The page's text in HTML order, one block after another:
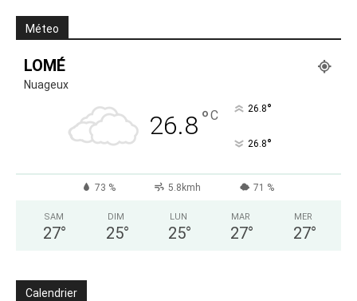
Méteo
LOMÉ
Nuageux
26.8°C 26.8°
26.8°
73 % 5.8kmh 71 %
SAM
27°
DIM
25°
LUN
25°
MAR
27°
MER
27°
Calendrier